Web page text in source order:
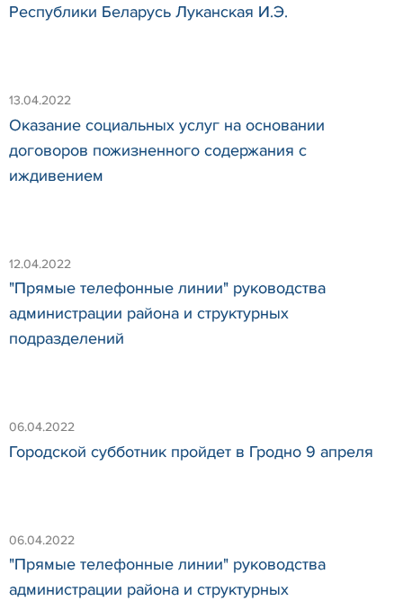
Республики Беларусь Луканская И.Э.
13.04.2022
Оказание социальных услуг на основании
договоров пожизненного содержания с
иждивением
12.04.2022
"Прямые телефонные линии" руководства
администрации района и структурных
подразделений
06.04.2022
Городской субботник пройдет в Гродно 9 апреля
06.04.2022
"Прямые телефонные линии" руководства
администрации района и структурных